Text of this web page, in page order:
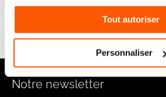
Tout autoriser
Personnaliser
Notre newsletter